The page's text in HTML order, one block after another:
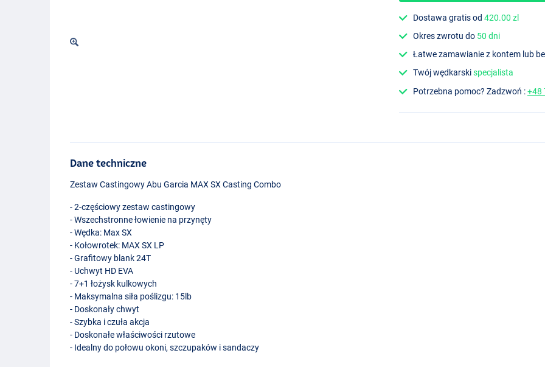
Dostawa gratis od420.00 zl
Okres zwrotu do 50 dni
Łatwe zamawianie z kontem lub
Twój wędkarskispecjalista
Potrzebna pomoc? Zadzwoń :+48
Dane techniczne
Zestaw Castingowy Abu Garcia MAX SX Casting Combo
- 2-częściowy zestaw castingowy
- Wszechstronne łowienie na przynęty
- Wędka: Max SX
- Kołowrotek: MAX SX LP
- Grafitowy blank 24T
- Uchwyt HD EVA
- 7+1 łożysk kulkowych
- Maksymalna siła poślizgu: 15lb
- Doskonały chwyt
- Szybka i czuła akcja
- Doskonałe właściwości rzutowe
- Idealny do połowu okoni, szczupaków i sandaczy